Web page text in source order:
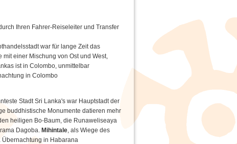
Ihren Fahrer-Reiseleiter und Transfer
war für lange Zeit das
einer Mischung von Ost und West,
ist in Colombo, unmittelbar
in Colombo
Stadt Sri Lanka's war Hauptstadt der
buddhistische Monumente datieren mehr
heiligen Bo-Baum, die Runaweliseaya
Dagoba. Mihintale, als Wiege des
Übernachtung in Habarana